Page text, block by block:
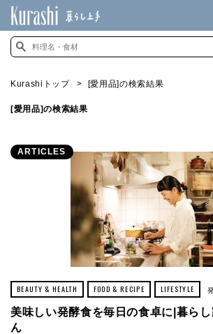
Kurashiトップ [愛用品]の検索結果
[愛用品]の検索結果
ARTICLES
BEAUTY & HEALTH FOOD & RECIPE LIFESTYLE
美味しい発酵食を毎日の食卓に|暮ら
ん